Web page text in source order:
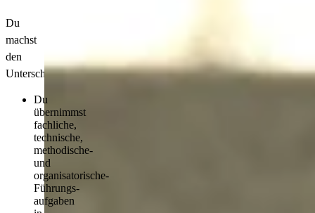
Du
machst
den
Unterschied
Du
übernimmst
fachliche,
technische,
methodische­
und
organisatorische­
Führungs­
aufgaben